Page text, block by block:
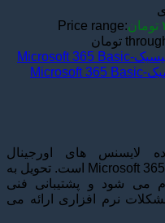
تومانPrice range:
لایسنس های اورجینال
مایکروسافت شامل ویندوز، آفیس و Microsoft 365 است. تحویل به
می شود و پشتیبانی فنی
نرم افزاری ارائه می